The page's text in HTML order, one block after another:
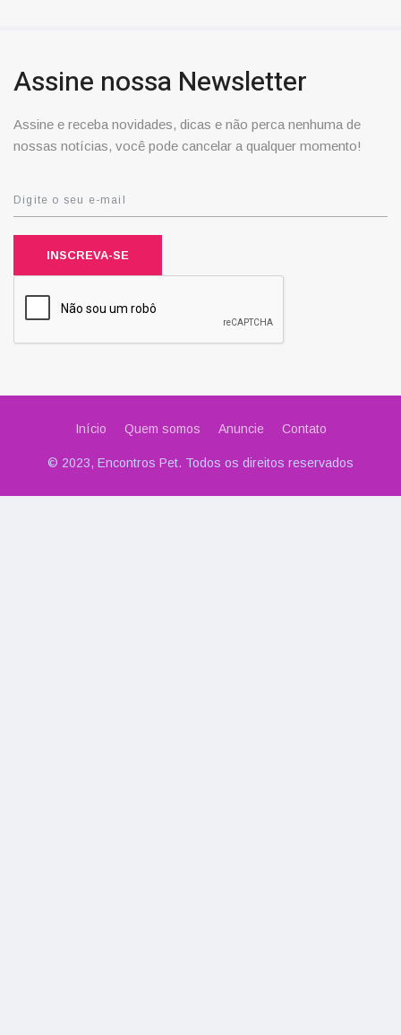
Assine nossa Newsletter
Assine e receba novidades, dicas e não perca nenhuma de
nossas notícias, você pode cancelar a qualquer momento!
INSCREVA-SE
Início Quem somos Anuncie Contato
© 2023, Encontros Pet. Todos os direitos reservados